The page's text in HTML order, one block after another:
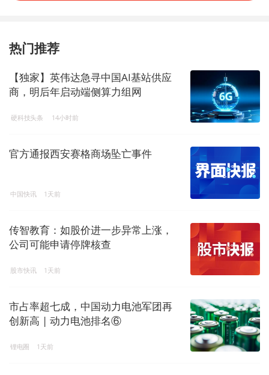
热门推荐
【独家】英伟达急寻中国AI基站供应
商，明后年启动端侧算力组网
硬科技头条 14小时前
官方通报西安赛格商场坠亡事件
中国快讯 1天前
传智教育：如股价进一步异常上涨，
公司可能申请停牌核查
股市快讯 1天前
市占率超七成，中国动力电池军团再
创新高 | 动力电池排名⑥
锂电圈 1天前